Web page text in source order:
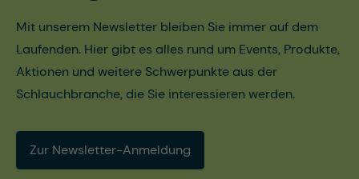
Mit unserem Newsletter bleiben Sie immer auf dem
Laufenden. Hier gibt es alles rund um Events, Produkte,
Aktionen und weitere Schwerpunkte aus der
Schlauchbranche, die Sie interessieren werden.
Zur Newsletter-Anmeldung